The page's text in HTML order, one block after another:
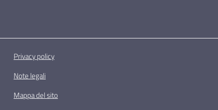
Privacy policy
Note legali
Mappa del sito